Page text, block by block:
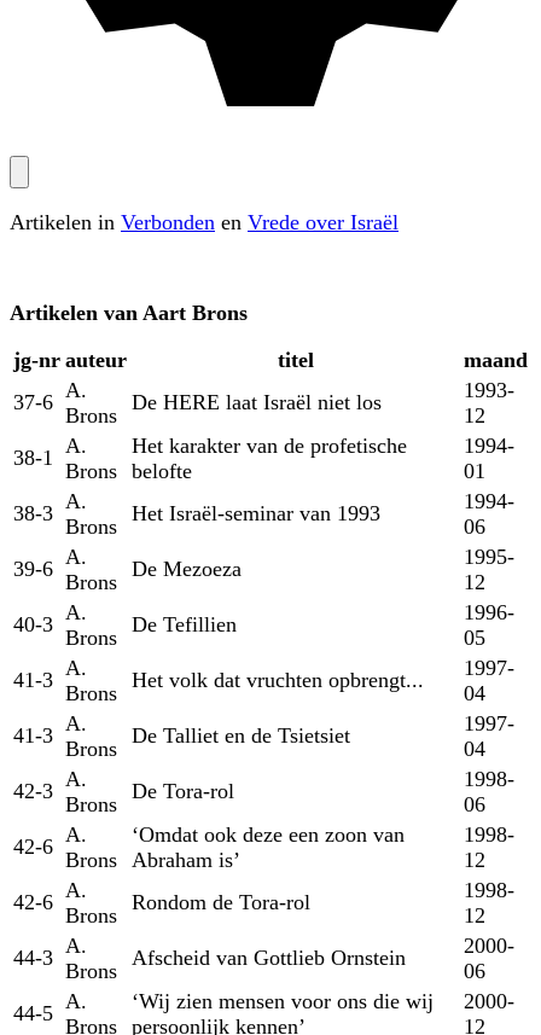
Artikelen in Verbonden en Vrede over Israël
Artikelen van Aart Brons
jg‑nr auteur titel
maand
37-6 A.
Brons
De HERE laat Israël niet los
1993-
12
38-1
A.
Brons
Het karakter van de profetische
belofte
1994-
01
38-3 A.
Brons
Het Israël-seminar van 1993
1994-
06
39-6 A.
Brons
De Mezoeza
1995-
12
40-3 A.
Brons
De Tefillien
1996-
05
41-3 A.
Brons
Het volk dat vruchten opbrengt...
1997-
04
41-3 A.
Brons
De Talliet en de Tsietsiet
1997-
04
42-3 A.
Brons
De Tora-rol
1998-
06
42-6 A.
Brons
‘Omdat ook deze een zoon van
Abraham is’
1998-
12
42-6 A.
Brons
Rondom de Tora-rol
1998-
12
44-3 A.
Brons
Afscheid van Gottlieb Ornstein
2000-
06
44-5 A.
Brons
‘Wij zien mensen voor ons die wij
persoonlijk kennen’
2000-
12